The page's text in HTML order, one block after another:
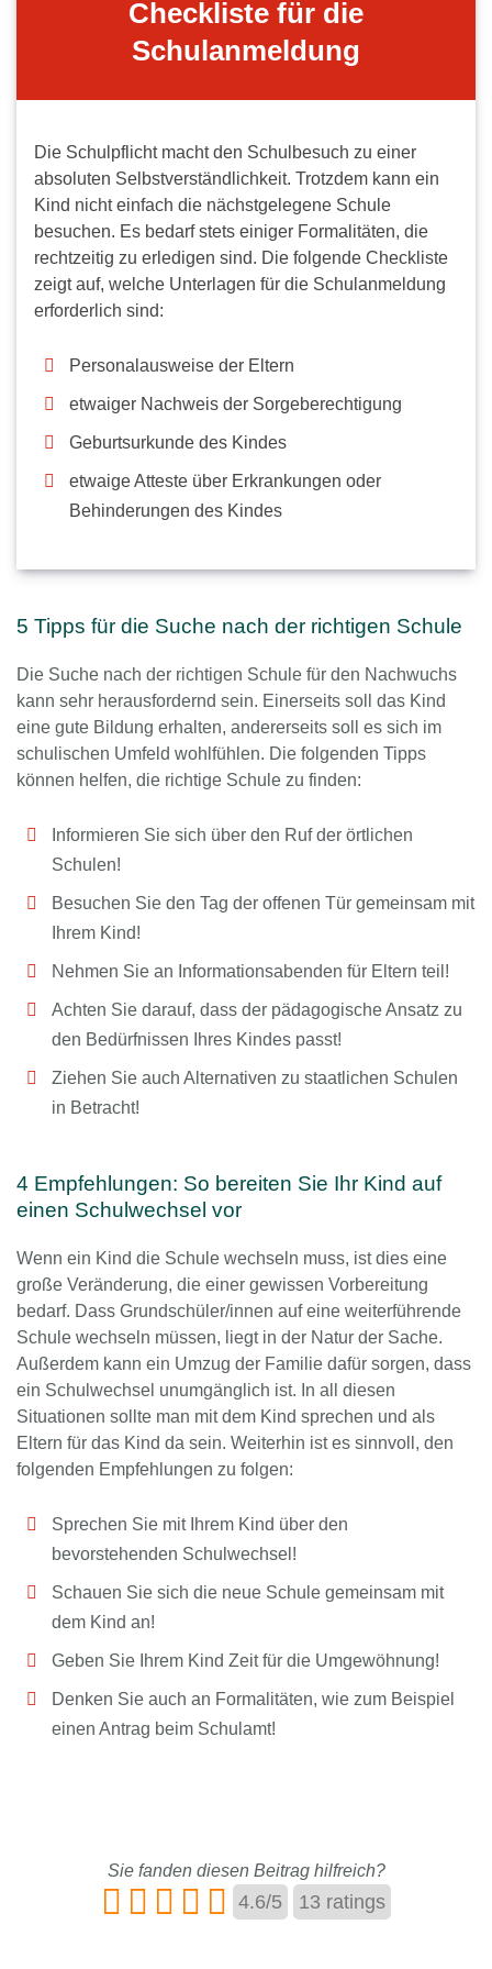
Checkliste für die
Schulanmeldung
Die Schulpflicht macht den Schulbesuch zu einer
absoluten Selbstverständlichkeit. Trotzdem kann ein
Kind nicht einfach die nächstgelegene Schule
besuchen. Es bedarf stets einiger Formalitäten, die
rechtzeitig zu erledigen sind. Die folgende Checkliste
zeigt auf, welche Unterlagen für die Schulanmeldung
erforderlich sind:
Personalausweise der Eltern
etwaiger Nachweis der Sorgeberechtigung
Geburtsurkunde des Kindes
etwaige Atteste über Erkrankungen oder
Behinderungen des Kindes
5 Tipps für die Suche nach der richtigen Schule
Die Suche nach der richtigen Schule für den Nachwuchs
kann sehr herausfordernd sein. Einerseits soll das Kind
eine gute Bildung erhalten, andererseits soll es sich im
schulischen Umfeld wohlfühlen. Die folgenden Tipps
können helfen, die richtige Schule zu finden:
Informieren Sie sich über den Ruf der örtlichen
Schulen!
Besuchen Sie den Tag der offenen Tür gemeinsam mit
Ihrem Kind!
Nehmen Sie an Informationsabenden für Eltern teil!
Achten Sie darauf, dass der pädagogische Ansatz zu
den Bedürfnissen Ihres Kindes passt!
Ziehen Sie auch Alternativen zu staatlichen Schulen
in Betracht!
4 Empfehlungen: So bereiten Sie Ihr Kind auf
einen Schulwechsel vor
Wenn ein Kind die Schule wechseln muss, ist dies eine
große Veränderung, die einer gewissen Vorbereitung
bedarf. Dass Grundschüler/innen auf eine weiterführende
Schule wechseln müssen, liegt in der Natur der Sache.
Außerdem kann ein Umzug der Familie dafür sorgen, dass
ein Schulwechsel unumgänglich ist. In all diesen
Situationen sollte man mit dem Kind sprechen und als
Eltern für das Kind da sein. Weiterhin ist es sinnvoll, den
folgenden Empfehlungen zu folgen:
Sprechen Sie mit Ihrem Kind über den
bevorstehenden Schulwechsel!
Schauen Sie sich die neue Schule gemeinsam mit
dem Kind an!
Geben Sie Ihrem Kind Zeit für die Umgewöhnung!
Denken Sie auch an Formalitäten, wie zum Beispiel
einen Antrag beim Schulamt!
Sie fanden diesen Beitrag hilfreich?
4.6/5 13 ratings